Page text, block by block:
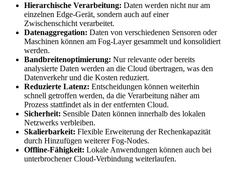
Hierarchische Verarbeitung: Daten werden nicht nur am
einzelnen Edge-Gerät, sondern auch auf einer
Zwischenschicht verarbeitet.
Datenaggregation: Daten von verschiedenen Sensoren oder
Maschinen können am Fog-Layer gesammelt und konsolidiert
werden.
Bandbreitenoptimierung: Nur relevante oder bereits
analysierte Daten werden an die Cloud übertragen, was den
Datenverkehr und die Kosten reduziert.
Reduzierte Latenz: Entscheidungen können weiterhin
schnell getroffen werden, da die Verarbeitung näher am
Prozess stattfindet als in der entfernten Cloud.
Sicherheit: Sensible Daten können innerhalb des lokalen
Netzwerks verbleiben.
Skalierbarkeit: Flexible Erweiterung der Rechenkapazität
durch Hinzufügen weiterer Fog-Nodes.
Offline-Fähigkeit: Lokale Anwendungen können auch bei
unterbrochener Cloud-Verbindung weiterlaufen.